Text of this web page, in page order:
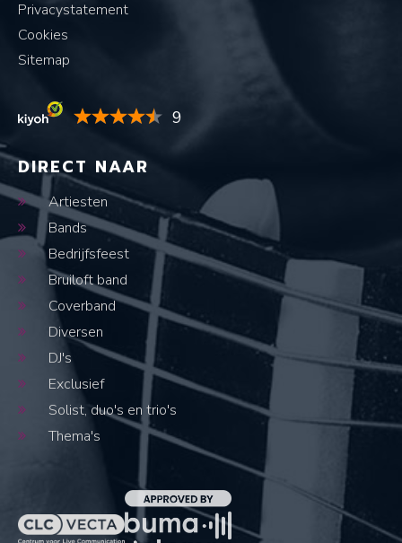
Privacystatement
Cookies
Sitemap
9
DIRECT NAAR
Artiesten
Bands
Bedrijfsfeest
Bruiloft band
Coverband
Diversen
DJ's
Exclusief
Solist, duo's en trio's
Thema's